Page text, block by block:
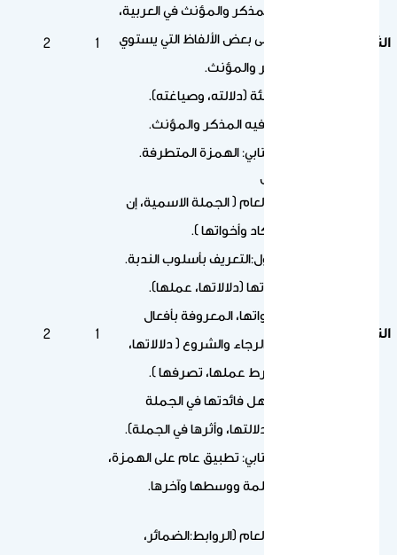
الثامن
التعريف بالمذكر والمؤنث في العربية،
والتنبيه على بعض الألفاظ التي يستوي
فيه المذكر والمؤنث.
مصدر الهيئة (دلالته، وصياغته).
ما يستوي فيه المذكر والمؤنث.
الرسم الكتابي: الهمزة المتطرفة.
1
2
التاسع
النص السادس
الموضوع العام ( الجملة الاسمية، إن
وأخواتها، كاد وأخواتها ).
السؤال الأول:التعريف بأسلوب الندبة.
( إنَّ ) وأخواتها (دلالاتها، عملها).
( كاد ) وأخواتها، المعروفة بأفعال
المقاربة والرجاء والشروع ( دلالاتها،
عملها، شرط عملها، تصرفها ).
كلمات يُجهل فائدتها في الجملة
(التعريف بدلالتها، وأثرها في الجملة).
الرسم الكتابي: تطبيق عام على الهمزة،
في أول الكلمة ووسطها وآخرها.
1
2
الموضوع العام (الروابط:الضمائر،